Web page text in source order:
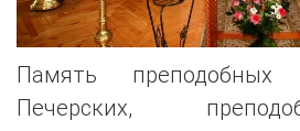
Память
Печерских,